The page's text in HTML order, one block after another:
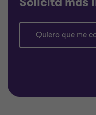
Quiero que me